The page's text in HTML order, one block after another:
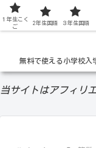
低
無料で使える小学校
当サイトはアフィリ
１年生こく
ご
2年生国語 ３年生国語